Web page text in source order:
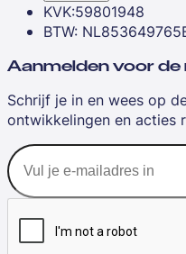
KVK:59801948
BTW:
Aanmelden voor
Schrijf je in en wees op
ontwikkelingen en acties